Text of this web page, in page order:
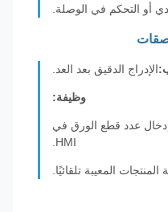
التحكم في الوصلة.
الدقيق بعد العد.
وظيفة:
عدد قطع الورق في
المعيبة تلقائيًا.